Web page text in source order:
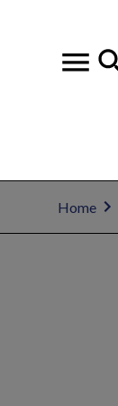
Home